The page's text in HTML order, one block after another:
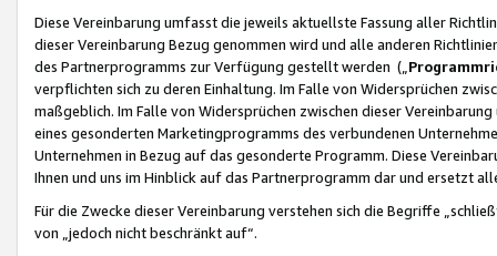
Diese Vereinbarung umfasst die jeweils aktuellste Fassung aller
dieser Vereinbarung Bezug genommen wird und alle anderen
des Partnerprogramms zur Verfügung gestellt werden („
verpflichten sich zu deren Einhaltung. Im Falle von Widersprüchen
maßgeblich. Im Falle von Widersprüchen zwischen dieser
eines gesonderten Marketingprogramms des verbundenen
Unternehmen in Bezug auf das gesonderte Programm. Diese
Ihnen und uns im Hinblick auf das Partnerprogramm dar und ersetzt
Für die Zwecke dieser Vereinbarung verstehen sich die Begriffe
von „jedoch nicht beschränkt auf“.